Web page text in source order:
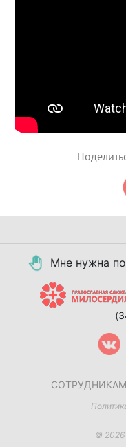
Мне нужна
СОТРУДНИКАМ
© 2026